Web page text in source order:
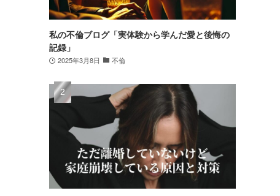
私の不倫ブログ「実体験から学んだ愛と後悔の
記録」
2025年3月8日 不倫